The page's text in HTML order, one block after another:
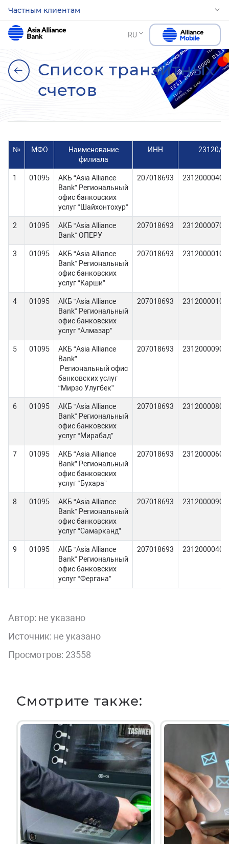
Частным клиентам
RU
Список транзитных
счетов
№ МФO
Наименование
филиала
ИНН 23120/
1 01095
АКБ “Asia Alliance
Bank” Региональный
офис банковских
услуг “Шайхонтохур”
207018693
2 01095
АКБ “Asia Alliance
Bank” ОПЕРУ
207018693
3 01095
АКБ “Asia Alliance
Bank” Региональный
офис банковских
услуг “Карши”
207018693
4 01095
АКБ “Asia Alliance
Bank” Региональный
офис банковских
услуг “Алмазар”
207018693
5 01095
АКБ “Asia Alliance
Bank”
Региональный офис
банковских услуг
“Мирзо Улугбек”
207018693
6 01095
АКБ “Asia Alliance
Bank” Региональный
офис банковских
услуг “Мирабад”
207018693
7 01095
АКБ “Asia Alliance
Bank” Региональный
офис банковских
услуг “Бухара”
207018693
8 01095
АКБ “Asia Alliance
Bank” Региональный
офис банковских
услуг “Самарканд”
207018693
9 01095
АКБ “Asia Alliance
Bank” Региональный
офис банковских
услуг “Фергана”
207018693
Автор: не указано
Источник: не указано
Просмотров: 23558
Смотрите также: